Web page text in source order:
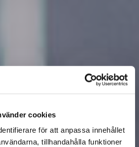
cookies
för att anpassa innehållet
tillhandahålla funktioner